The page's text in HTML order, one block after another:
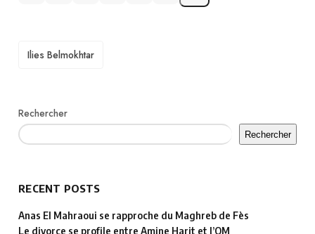
TAGS
Ilies Belmokhtar
Rechercher
Rechercher
RECENT POSTS
Anas El Mahraoui se rapproche du Maghreb de Fès
Le divorce se profile entre Amine Harit et l’OM